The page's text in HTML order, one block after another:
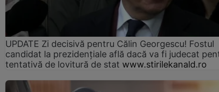
UPDATE Zi decisivă pentru Călin Georgescu! Fostul
candidat la prezidențiale află dacă va fi judecat
tentativă de lovitură de stat www.stirilekanald.ro